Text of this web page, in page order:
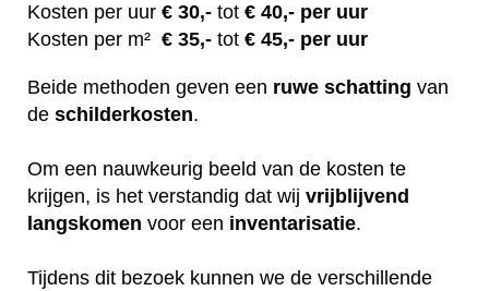
Kosten per uur € 30,- tot € 40,- per uur
Kosten per m² € 35,- tot € 45,- per uur
Beide methoden geven een ruwe schatting van
de schilderkosten.
Om een nauwkeurig beeld van de kosten te
krijgen, is het verstandig dat wij vrijblijvend
langskomen voor een inventarisatie.
Tijdens dit bezoek kunnen we de verschillende